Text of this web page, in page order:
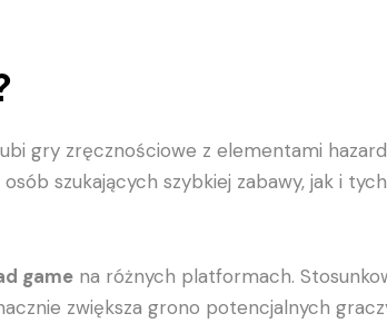
gry zręcznościowe z elementami
szukających szybkiej zabawy, jak i
game na różnych platformach.
zwiększa grono potencjalnych